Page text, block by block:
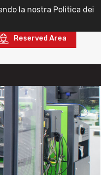
la nostra Politica dei
Reserved Area